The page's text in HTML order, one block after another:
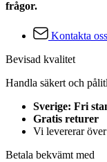
frågor.
Kontakta oss
Bevisad kvalitet
Handla säkert och
Sverige: Fri
Gratis returer
Vi levererar
Betala bekvämt med